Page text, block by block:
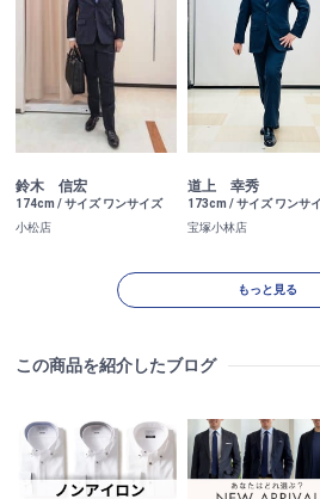
鈴木 信宏
174cm / サイズ ワンサイズ
小松店
道上 幸秀
173cm / サイズ ワンサ
宝塚小林店
もっと見る
この商品を紹介したブログ